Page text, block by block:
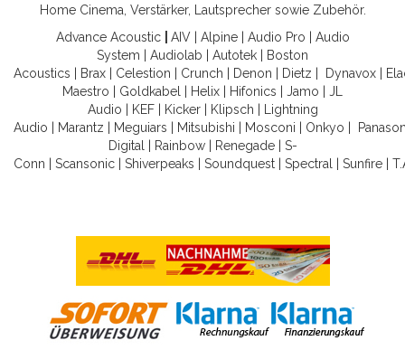
Home Cinema, Verstärker, Lautsprecher sowie Zubehör.
Advance Acoustic
AIV| Alpine| Audio Pro
Audio
System
Audiolab Autotek
Boston
Acoustics
Brax Celestion Crunch Denon Dietz Dynavox
Maestro
Goldkabel Helix Hifonics Jamo
JL
Audio
KEF| Kicker| Klipsch
Lightning
Audio
Marantz Meguiars Mitsubishi Mosconi Onkyo
Digital
Rainbow| Renegade| S-
Conn
Scansonic Shiverpeaks Soundquest Spectral Sunfire